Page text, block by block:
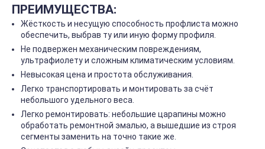
ПРЕИМУЩЕСТВА:
Жёсткость и несущую способность профлиста можно
обеспечить, выбрав ту или иную форму профиля.
Не подвержен механическим повреждениям,
ультрафиолету и сложным климатическим условиям.
Невысокая цена и простота обслуживания.
Легко транспортировать и монтировать за счёт
небольшого удельного веса.
Легко ремонтировать: небольшие царапины можно
обработать ремонтной эмалью, а вышедшие из строя
сегменты заменить на точно такие же.